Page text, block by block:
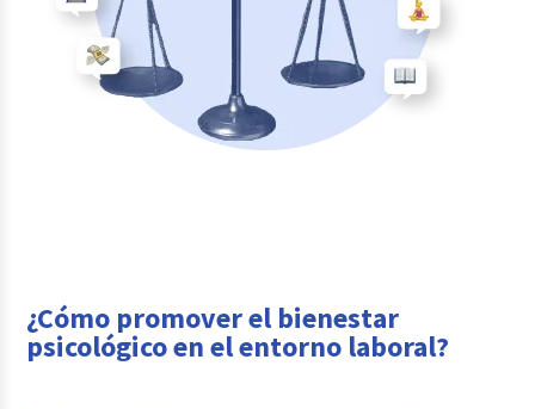
¿Cómo promover el bienestar
psicológico en el entorno laboral?